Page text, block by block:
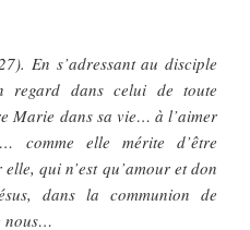
En s’adressant au disciple
regard dans celui de toute
Marie dans sa vie… à l’aimer
comme elle mérite d’être
qui n’est qu’amour et don
dans la communion de
nous…